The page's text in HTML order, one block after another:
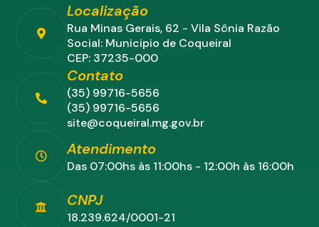
Localização
Rua Minas Gerais, 62 - Vila Sônia Razão
Social: Municipio de Coqueiral
CEP: 37235-000
Contato
(35) 99716-5656
(35) 99716-5656
site@coqueiral.mg.gov.br
Atendimento
Das 07:00hs às 11:00hs - 12:00h às 16:00h
CNPJ
18.239.624/0001-21